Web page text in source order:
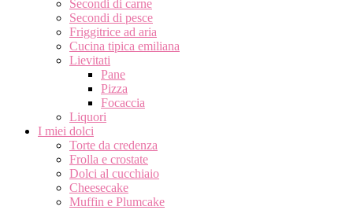
Secondi di carne
Secondi di pesce
Friggitrice ad aria
Cucina tipica emiliana
Lievitati
Pane
Pizza
Focaccia
Liquori
I miei dolci
Torte da credenza
Frolla e crostate
Dolci al cucchiaio
Cheesecake
Muffin e Plumcake